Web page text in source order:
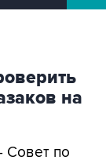
на
Совет по